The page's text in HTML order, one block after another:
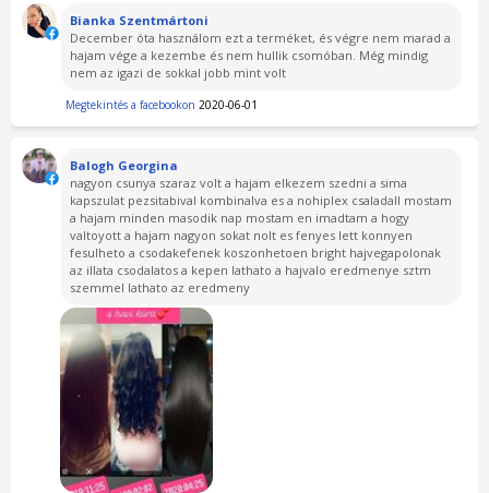
Bianka Szentmártoni
December óta használom ezt a terméket, és végre nem marad a
hajam vége a kezembe és nem hullik csomóban. Még mindig
nem az igazi de sokkal jobb mint volt
Megtekintés a facebookon 2020-06-01
Balogh Georgina
nagyon csunya szaraz volt a hajam elkezem szedni a sima
kapszulat pezsitabival kombinalva es a nohiplex csaladall mostam
a hajam minden masodik nap mostam en imadtam a hogy
valtoyott a hajam nagyon sokat nolt es fenyes lett konnyen
fesulheto a csodakefenek koszonhetoen bright hajvegapolonak
az illata csodalatos a kepen lathato a hajvalo eredmenye sztm
szemmel lathato az eredmeny